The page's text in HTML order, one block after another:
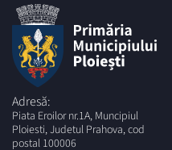
Adresă:
Piata Eroilor nr.1A, Muncipiul
Ploiesti, Judetul Prahova, cod
postal 100006